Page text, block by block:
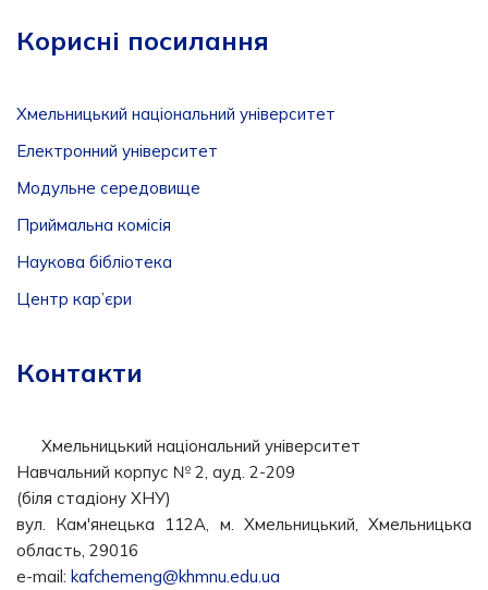
Корисні посилання
Хмельницький національний університет
Електронний університет
Модульне середовище
Приймальна комісія
Наукова бібліотека
Центр кар’єри
Контакти
Хмельницький національний університет
Навчальний корпус № 2, ауд. 2-209
(біля стадіону ХНУ)
вул. Кам'янецька 112А, м. Хмельницький, Хмельницька
область, 29016
e-mail: kafchemeng@khmnu.edu.ua